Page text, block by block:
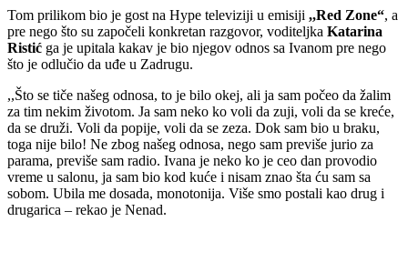
Tom prilikom bio je gost na Hype televiziji u emisiji ,,Red Zone“, a
pre nego što su započeli konkretan razgovor, voditeljka Katarina
Ristić ga je upitala kakav je bio njegov odnos sa Ivanom pre nego
što je odlučio da uđe u Zadrugu.
,,Što se tiče našeg odnosa, to je bilo okej, ali ja sam počeo da žalim
za tim nekim životom. Ja sam neko ko voli da zuji, voli da se kreće,
da se druži. Voli da popije, voli da se zeza. Dok sam bio u braku,
toga nije bilo! Ne zbog našeg odnosa, nego sam previše jurio za
parama, previše sam radio. Ivana je neko ko je ceo dan provodio
vreme u salonu, ja sam bio kod kuće i nisam znao šta ću sam sa
sobom. Ubila me dosada, monotonija. Više smo postali kao drug i
drugarica – rekao je Nenad.